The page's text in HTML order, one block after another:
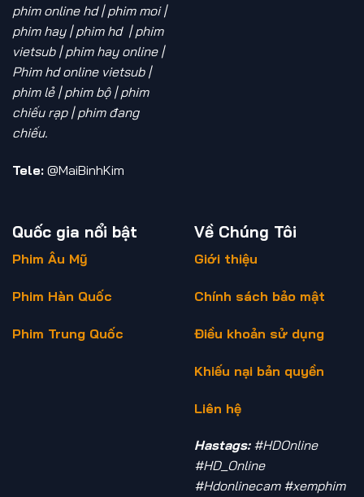
phim online hd| phim moi |
phim hay | phim hd | phim
vietsub | phim hay online |
Phim hd online vietsub |
phim lẻ | phim bộ | phim
chiếu rạp | phim đang
chiếu.
Tele: @MaiBinhKim
Quốc gia nổi bật
Phim Âu Mỹ
Phim Hàn Quốc
Phim Trung Quốc
Về Chúng Tôi
Giới thiệu
Chính sách bảo mật
Điều khoản sử dụng
Khiếu nại bản quyền
Liên hệ
Hastags:#HDOnline
#HD_Online
#Hdonlinecam #xemphim